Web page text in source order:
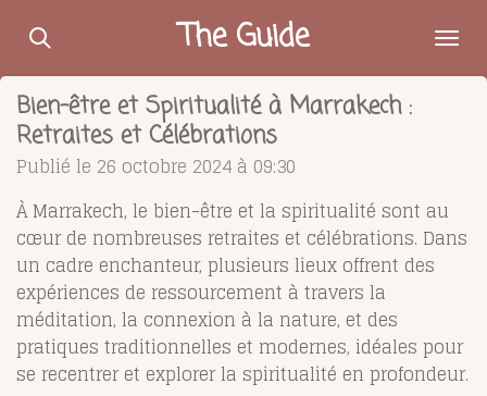
Passer
contenu
principal
The Guide
Bien-être et Spiritualité à Marrakech :
Retraites et Célébrations
Publié le 26 octobre 2024 à 09:30
À Marrakech, le bien-être et la spiritualité sont au
cœur de nombreuses retraites et célébrations. Dans
un cadre enchanteur, plusieurs lieux offrent des
expériences de ressourcement à travers la
méditation, la connexion à la nature, et des
pratiques traditionnelles et modernes, idéales pour
se recentrer et explorer la spiritualité en profondeur.